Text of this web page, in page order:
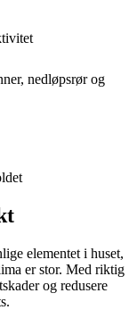
nedløpsrør og
elementet i huset,
er stor. Med riktig
og redusere